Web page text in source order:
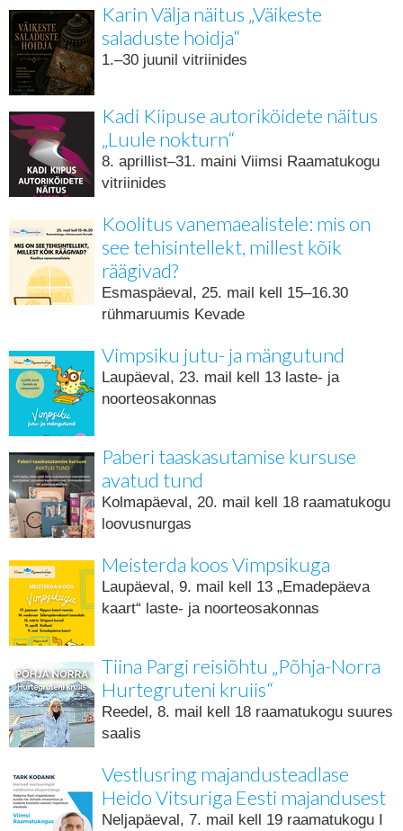
Karin Välja näitus „Väikeste
saladuste hoidja“
1.–30 juunil vitriinides
Kadi Kiipuse autoriköidete näitus
„Luule nokturn“
8. aprillist–31. maini Viimsi Raamatukogu
vitriinides
Koolitus vanemaealistele: mis on
see tehisintellekt, millest kõik
räägivad?
Esmaspäeval, 25. mail kell 15–16.30
rühmaruumis Kevade
Vimpsiku jutu- ja mängutund
Laupäeval, 23. mail kell 13 laste- ja
noorteosakonnas
Paberi taaskasutamise kursuse
avatud tund
Kolmapäeval, 20. mail kell 18 raamatukogu
loovusnurgas
Meisterda koos Vimpsikuga
Laupäeval, 9. mail kell 13 „Emadepäeva
kaart“ laste- ja noorteosakonnas
Tiina Pargi reisiõhtu „Põhja-Norra
Hurtegruteni kruiis“
Reedel, 8. mail kell 18 raamatukogu suures
saalis
Vestlusring majandusteadlase
Heido Vitsuriga Eesti majandusest
Neljapäeval, 7. mail kell 19 raamatukogu I